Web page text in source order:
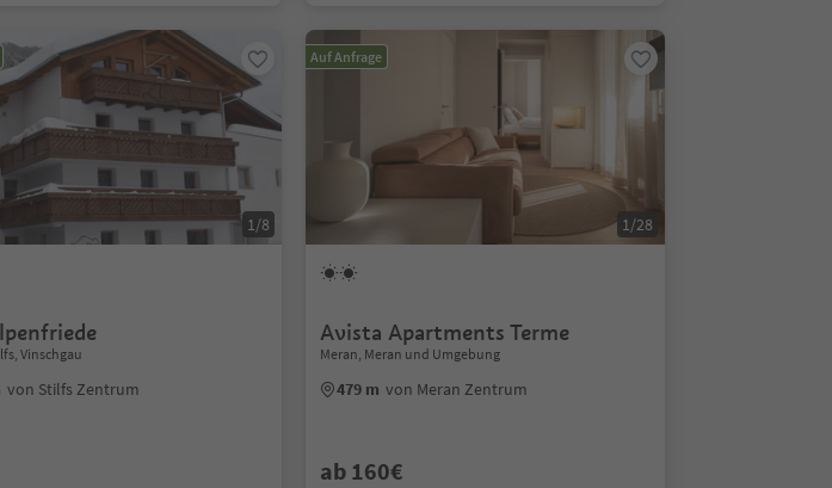
1/8
Vinschgau
von Stilfs Zentrum
Auf Anfrage
1/28
Avista Apartments Terme
Meran, Meran und Umgebung
479 m von Meran Zentrum
ab 160€